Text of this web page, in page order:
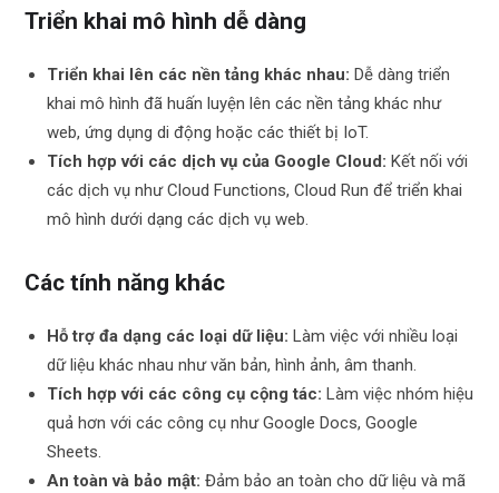
Triển khai mô hình dễ dàng
Triển khai lên các nền tảng khác nhau: Dễ dàng triển
khai mô hình đã huấn luyện lên các nền tảng khác như
web, ứng dụng di động hoặc các thiết bị IoT.
Tích hợp với các dịch vụ của Google Cloud: Kết nối với
các dịch vụ như Cloud Functions, Cloud Run để triển khai
mô hình dưới dạng các dịch vụ web.
Các tính năng khác
Hỗ trợ đa dạng các loại dữ liệu: Làm việc với nhiều loại
dữ liệu khác nhau như văn bản, hình ảnh, âm thanh.
Tích hợp với các công cụ cộng tác: Làm việc nhóm hiệu
quả hơn với các công cụ như Google Docs, Google
Sheets.
An toàn và bảo mật: Đảm bảo an toàn cho dữ liệu và mã